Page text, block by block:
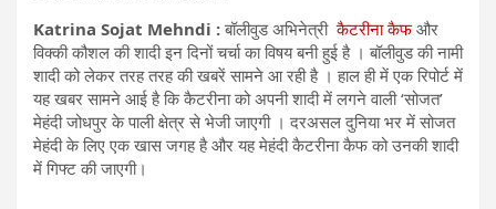
Katrina Sojat Mehndi :बॉलीवुड अभिनेत्री कैटरीना कैफऔर
विक्की कौशल की शादी इन दिनों चर्चा का विषय बनी हुई है । बॉलीवुड की नामी
शादी को लेकर तरह तरह की खबरें सामने आ रही है । हाल ही में एक रिपोर्ट में
यह खबर सामने आई है कि कैटरीना को अपनी शादी में लगने वाली ‘सोजत’
मेहंदी जोधपुर के पाली क्षेत्र से भेजी जाएगी । दरअसल दुनिया भर में सोजत
मेहंदी के लिए एक खास जगह है और यह मेहंदी कैटरीना कैफ को उनकी शादी
में गिफ्ट की जाएगी।